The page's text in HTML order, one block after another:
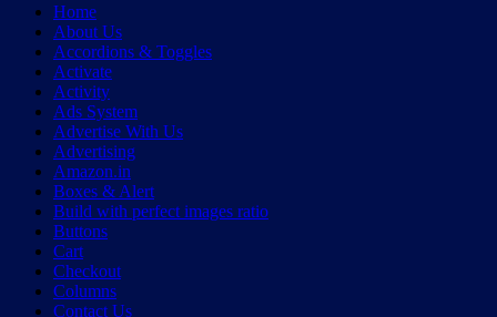
Home
About Us
Accordions & Toggles
Activate
Activity
Ads System
Advertise With Us
Advertising
Amazon.in
Boxes & Alert
Build with perfect images ratio
Buttons
Cart
Checkout
Columns
Contact Us